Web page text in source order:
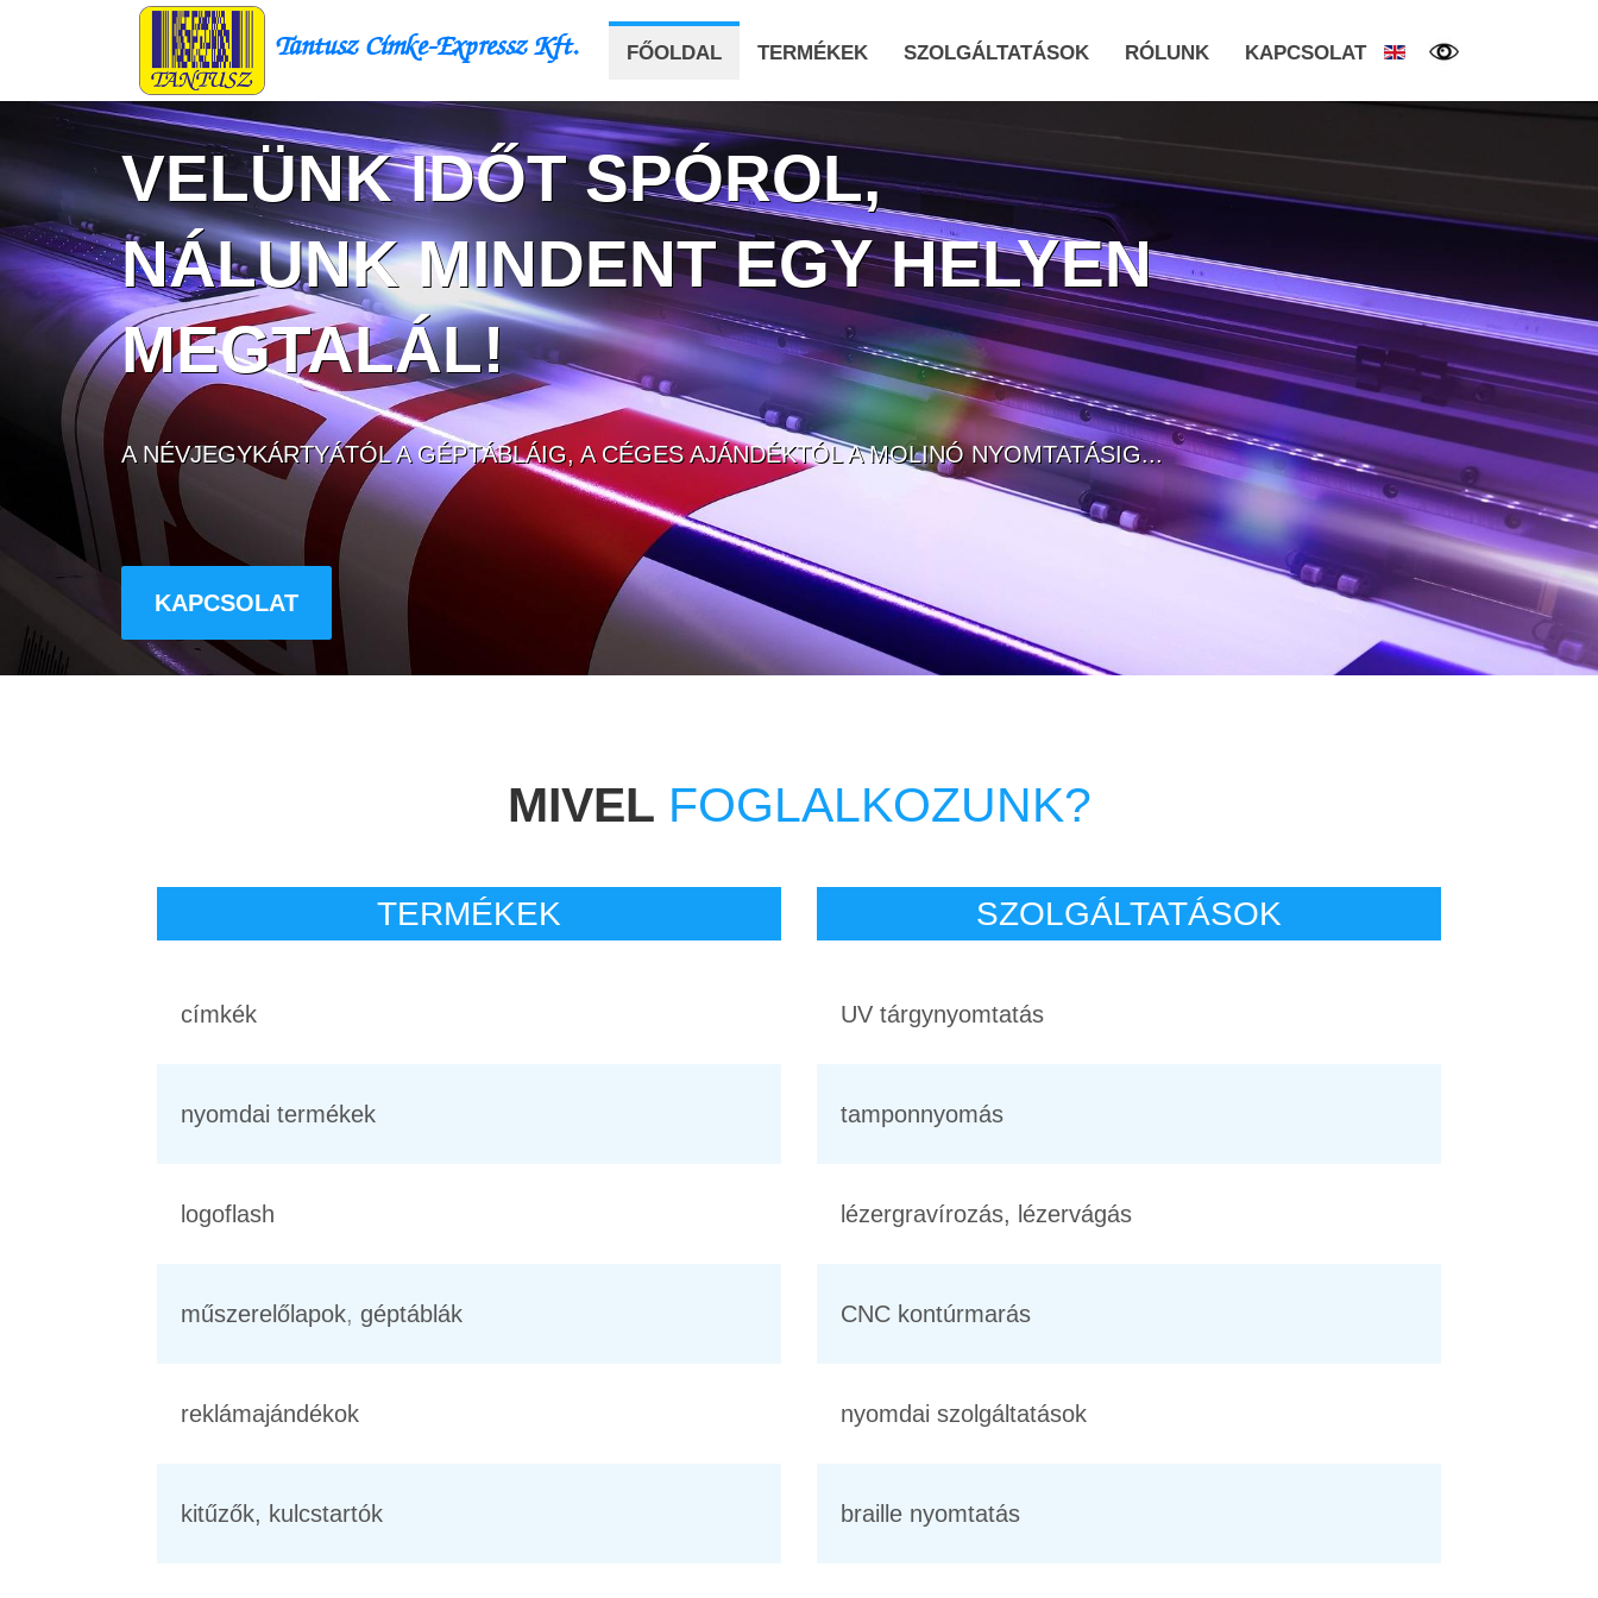
Tantusz Címke-Expressz Kft. FŐOLDAL TERMÉKEK SZOLGÁLTATÁSOK RÓLUNK KAPCSOLAT
VELÜNK IDŐT SPÓROL,
NÁLUNK MINDENT EGY HELYEN
MEGTALÁL!
A NÉVJEGYKÁRTYÁTÓL A GÉPTÁBLÁIG, A CÉGES AJÁNDÉKTÓL A MOLINÓ NYOMTATÁSIG...
KAPCSOLAT
MIVEL FOGLALKOZUNK?
TERMÉKEK
címkék
nyomdai termékek
logoflash
műszerelőlapok, géptáblák
reklámajándékok
kitűzők, kulcstartók
SZOLGÁLTATÁSOK
UV tárgynyomtatás
tamponnyomás
lézergravírozás, lézervágás
CNC kontúrmarás
nyomdai szolgáltatások
braille nyomtatás